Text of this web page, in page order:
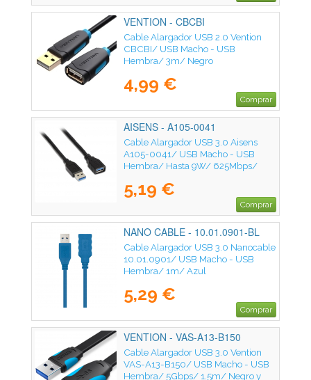
VENTION - CBCBI
Cable Alargador USB 2.0 Vention
CBCBI/ USB Macho - USB
Hembra/ 3m/ Negro
4,99 €
Comprar
AISENS - A105-0041
Cable Alargador USB 3.0 Aisens
A105-0041/ USB Macho - USB
Hembra/ Hasta 9W/ 625Mbps/
5,19 €
Comprar
NANO CABLE - 10.01.0901-BL
Cable Alargador USB 3.0 Nanocable
10.01.0901/ USB Macho - USB
Hembra/ 1m/ Azul
5,29 €
Comprar
VENTION - VAS-A13-B150
Cable Alargador USB 3.0 Vention
VAS-A13-B150/ USB Macho - USB
Hembra/ 5Gbps/ 1.5m/ Negro y